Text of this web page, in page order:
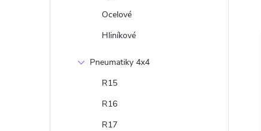
Ocelové
Hliníkové
Pneumatiky 4x4
R15
R16
R17